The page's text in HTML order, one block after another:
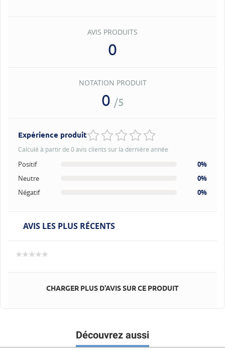
AVIS PRODUITS
0
NOTATION PRODUIT
0 /5
Expérience produit
Calculé à partir de 0 avis clients sur la dernière année
Positif
0%
Neutre
0%
Négatif
0%
AVIS LES PLUS RÉCENTS
CHARGER PLUS D'AVIS SUR CE PRODUIT
Découvrez aussi